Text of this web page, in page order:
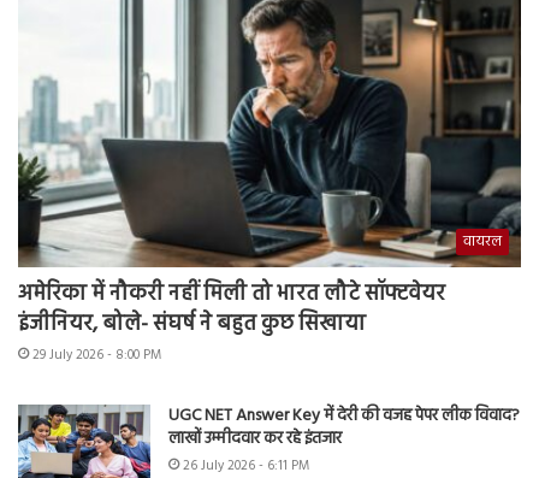
वायरल
अमेरिका में नौकरी नहीं मिली तो भारत लौटे सॉफ्टवेयर
इंजीनियर, बोले- संघर्ष ने बहुत कुछ सिखाया
29 July 2026 - 8:00 PM
UGC NET Answer Key में देरी की वजह पेपर लीक विवाद?
लाखों उम्मीदवार कर रहे इंतजार
26 July 2026 - 6:11 PM